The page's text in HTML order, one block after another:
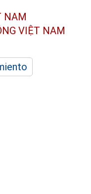
NAM
VIỆT NAM